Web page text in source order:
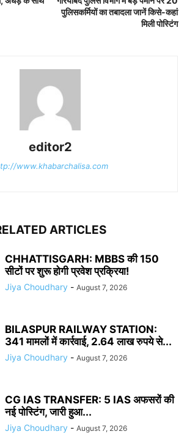
पुलिसकर्मियों का तबादला जानें किसे-कहां
मिली पोस्टिंग
editor2
www.khabarchalisa.com
ARTICLES
CHHATTISGARH: MBBS की 150
सीटों पर शुरू होगी प्रवेश प्रक्रिया!
Jiya Choudhary - August 7, 2026
BILASPUR RAILWAY STATION:
341 मामलों में कार्रवाई, 2.64 लाख रुपये से...
Jiya Choudhary - August 7, 2026
CG IAS TRANSFER: 5 IAS अफसरों की
नई पोस्टिंग, जारी हुआ...
Jiya Choudhary - August 7, 2026